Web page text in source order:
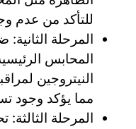
للتأكد من عدم
المرحلة
المحابس
النيتروجين
مما يؤكد وجود
المرحلة